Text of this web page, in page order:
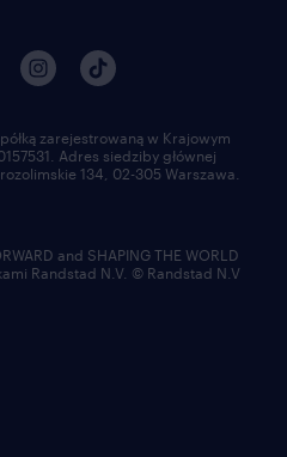
zarejestrowaną w Krajowym
Adres siedziby głównej
134, 02-305 Warszawa.
and SHAPING THE WORLD
Randstad N.V. © Randstad N.V